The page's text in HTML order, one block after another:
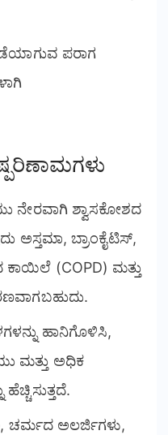
ಪರಾಗ
ನೇರವಾಗಿ ಶ್ವಾಸಕೋಶದ
ಅಸ್ತಮಾ, ಬ್ರಾಂಕೈಟಿಸ್,
ಕಾಯಿಲೆ (COPD) ಮತ್ತು
ಹಾನಿಗೊಳಿಸಿ,
ಮತ್ತು ಅಧಿಕ
ಚರ್ಮದ ಅಲರ್ಜಿಗಳು,